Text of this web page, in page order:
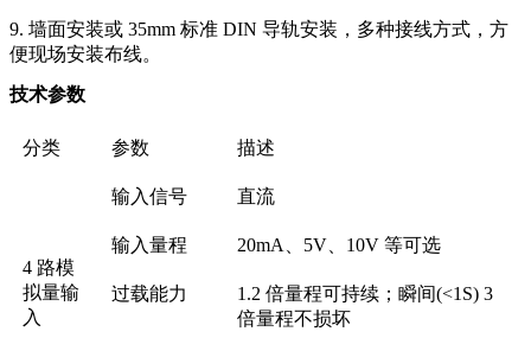
9. 墙面安装或 35mm 标准 DIN 导轨安装，多种接线方式，方
便现场安装布线。
技术参数
分类 参数 描述
4 路模
拟量输
入
输入信号 直流
输入量程 20mA、5V、10V 等可选
过载能力
1.2 倍量程可持续；瞬间(<1S) 3
倍量程不损坏